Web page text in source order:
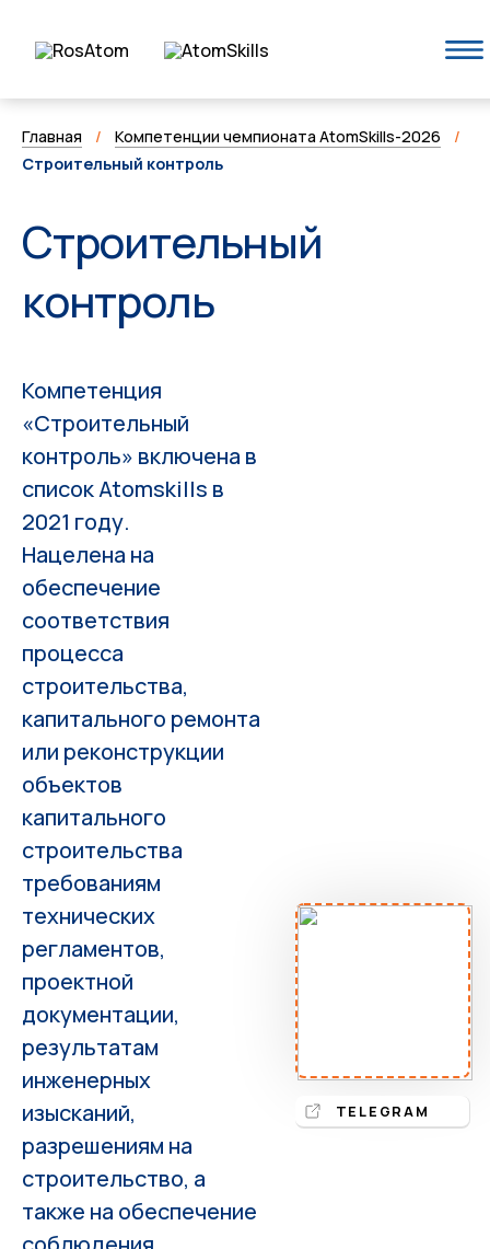
Главная / Компетенции чемпионата AtomSkills-2026
/
Строительный контроль
Строительный
контроль
Компетенция
«Строительный
контроль» включена в
список Atomskills в
2021 году.
Нацелена на
обеспечение
соответствия
процесса
строительства,
капитального ремонта
или реконструкции
объектов
капитального
строительства
требованиям
технических
регламентов,
проектной
документации,
результатам
инженерных
изысканий,
разрешениям на
строительство, а
также на обеспечение
TELEGRAM